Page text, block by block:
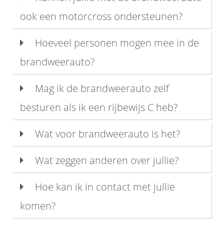
ook een motorcross ondersteunen?
Hoeveel personen mogen mee in de
brandweerauto?
Mag ik de brandweerauto zelf
besturen als ik een rijbewijs C heb?
Wat voor brandweerauto is het?
Wat zeggen anderen over jullie?
Hoe kan ik in contact met jullie
komen?